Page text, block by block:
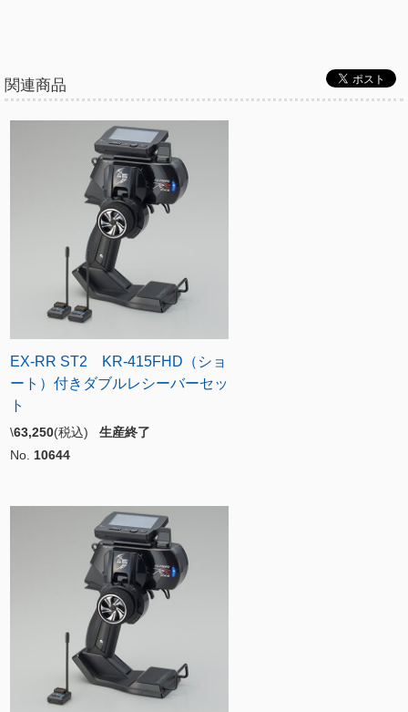
関連商品
EX-RR ST2 KR-415FHD（ショ
ート）付きダブルレシーバーセッ
ト
\63,250(税込) 生産終了
No. 10644